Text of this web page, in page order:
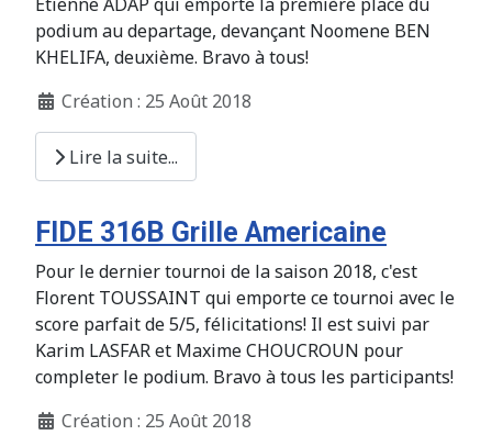
podium au departage, devançant Noomene BEN
KHELIFA, deuxième. Bravo à tous!
Création : 25 Août 2018
Lire la suite...
FIDE 316B Grille Americaine
Pour le dernier tournoi de la saison 2018, c'est
Florent TOUSSAINT qui emporte ce tournoi avec le
score parfait de 5/5, félicitations! Il est suivi par
Karim LASFAR et Maxime CHOUCROUN pour
completer le podium. Bravo à tous les participants!
Création : 25 Août 2018